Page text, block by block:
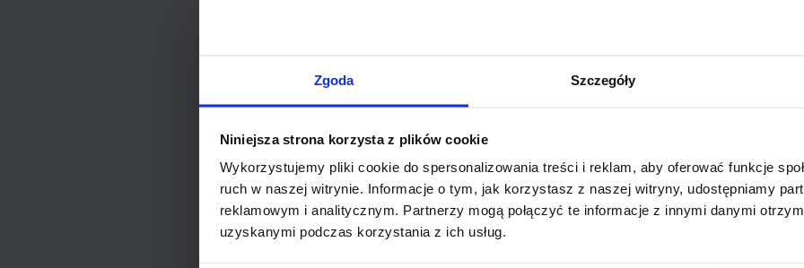
Zgoda Szczegóły
Niniejsza strona korzysta z plików cookie
Wykorzystujemy pliki cookie do spersonalizowania treści i reklam, aby oferować funkcje
ruch w naszej witrynie. Informacje o tym, jak korzystasz z naszej witryny, udostępniamy
reklamowym i analitycznym. Partnerzy mogą połączyć te informacje z innymi danymi
uzyskanymi podczas korzystania z ich usług.
związane z obsługą pożyczki
, szczególnie jeśli spóźnimy się z jej spłatą. Także limity
innych formach pożyczek, co dla niektórych może stanowić ograniczenie.
Łatwość dostępu do środków bez konta bankowego
Potencjalnie wyższe opłaty i koszty
Szybka procedura otrzymania pożyczki
Niskie limity kwotowe